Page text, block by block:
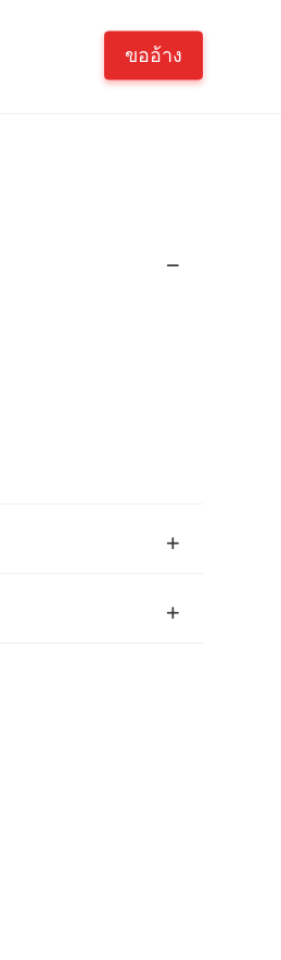
ขออ้าง